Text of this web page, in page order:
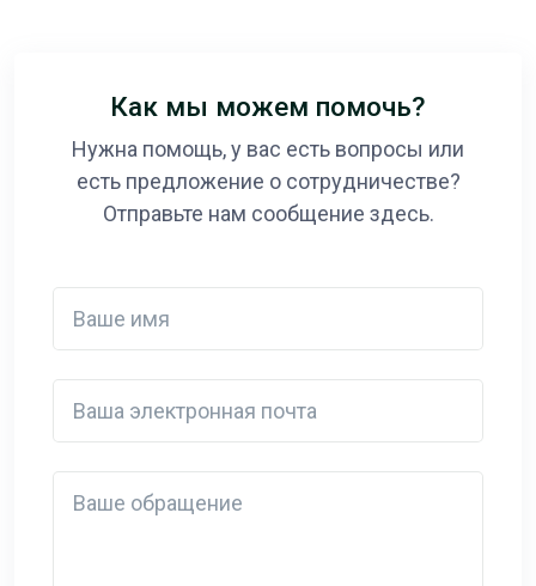
Как мы можем помочь?
Нужна помощь, у вас есть вопросы или
есть предложение о сотрудничестве?
Отправьте нам сообщение здесь.